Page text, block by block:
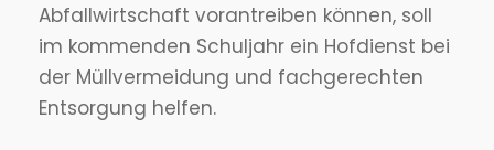
Abfallwirtschaft vorantreiben können, soll
im kommenden Schuljahr ein Hofdienst bei
der Müllvermeidung und fachgerechten
Entsorgung helfen.